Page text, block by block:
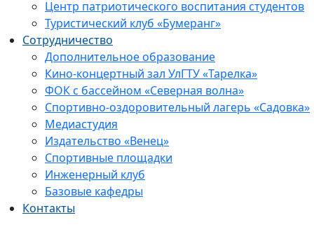
Центр патриотического воспитания студентов
Туристический клуб «Бумеранг»
Сотрудничество
Дополнительное образование
Кино-концертный зал УлГТУ «Тарелка»
ФОК с бассейном «Северная волна»
Спортивно-оздоровительный лагерь «Садовка»
Медиастудия
Издательство «Венец»
Спортивные площадки
Инженерный клуб
Базовые кафедры
Контакты